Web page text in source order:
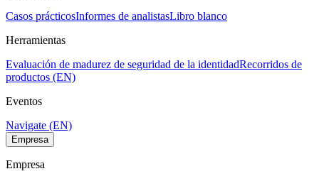
Casos prácticosInformes de analistasLibro blanco
Herramientas
Evaluación de madurez de seguridad de la identidadRecorridos de
productos (EN)
Eventos
Navigate (EN)
Empresa
Empresa